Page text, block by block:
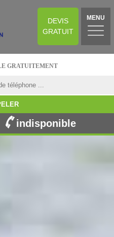
DEVIS
GRATUIT
MENU
GRATUITEMENT
indisponible